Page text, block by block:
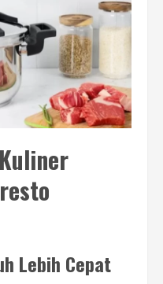
Lebih Cepat